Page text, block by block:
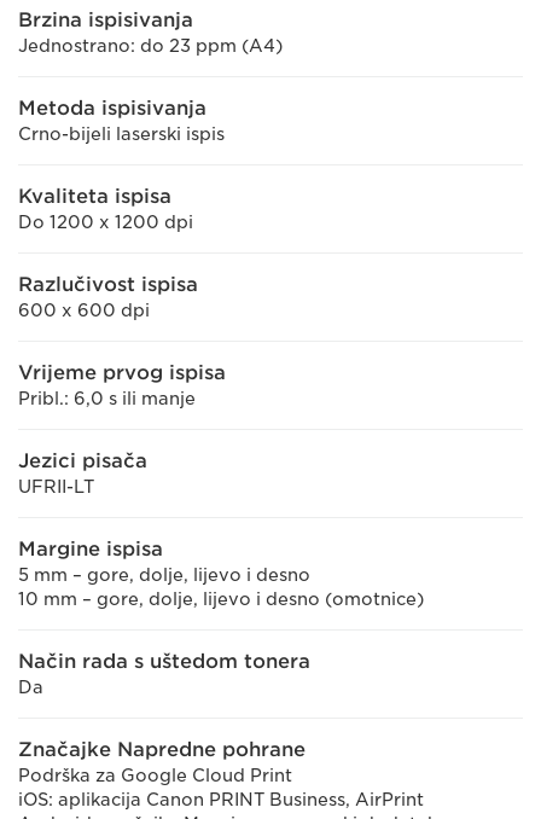
Brzina ispisivanja
Jednostrano: do 23 ppm (A4)
Metoda ispisivanja
Crno-bijeli laserski ispis
Kvaliteta ispisa
Do 1200 x 1200 dpi
Razlučivost ispisa
600 x 600 dpi
Vrijeme prvog ispisa
Pribl.: 6,0 s ili manje
Jezici pisača
UFRII-LT
Margine ispisa
5 mm – gore, dolje, lijevo i desno
10 mm – gore, dolje, lijevo i desno (omotnice)
Način rada s uštedom tonera
Da
Značajke Napredne pohrane
Podrška za Google Cloud Print
iOS: aplikacija Canon PRINT Business, AirPrint